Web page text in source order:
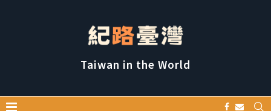
Taiwan in the World